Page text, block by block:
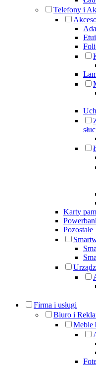
Telefony i
Karty
Pozostałe
Firma i usługi
Biuro i
Meble